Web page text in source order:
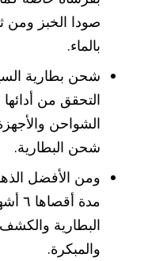
صودا الخبز ومن
بالماء.
شحن بطارية
التحقق من
الشواحن
شحن البطارية.
ومن الأفضل
مدة
البطارية
والمبكرة.